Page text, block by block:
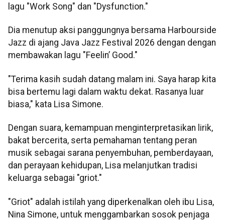
lagu "Work Song" dan "Dysfunction."
Dia menutup aksi panggungnya bersama Harbourside
Jazz di ajang Java Jazz Festival 2026 dengan dengan
membawakan lagu "Feelin’ Good."
"Terima kasih sudah datang malam ini. Saya harap kita
bisa bertemu lagi dalam waktu dekat. Rasanya luar
biasa," kata Lisa Simone.
Dengan suara, kemampuan menginterpretasikan lirik,
bakat bercerita, serta pemahaman tentang peran
musik sebagai sarana penyembuhan, pemberdayaan,
dan perayaan kehidupan, Lisa melanjutkan tradisi
keluarga sebagai "griot."
"Griot" adalah istilah yang diperkenalkan oleh ibu Lisa,
Nina Simone, untuk menggambarkan sosok penjaga